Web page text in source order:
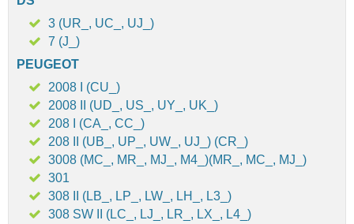
3 (UR_, UC_, UJ_)
7 (J_)
PEUGEOT
2008 I (CU_)
2008 II (UD_, US_, UY_, UK_)
208 I (CA_, CC_)
208 II (UB_, UP_, UW_, UJ_) (CR_)
3008 (MC_, MR_, MJ_, M4_)(MR_, MC_, MJ_)
301
308 II (LB_, LP_, LW_, LH_, L3_)
308 SW II (LC_, LJ_, LR_, LX_, L4_)